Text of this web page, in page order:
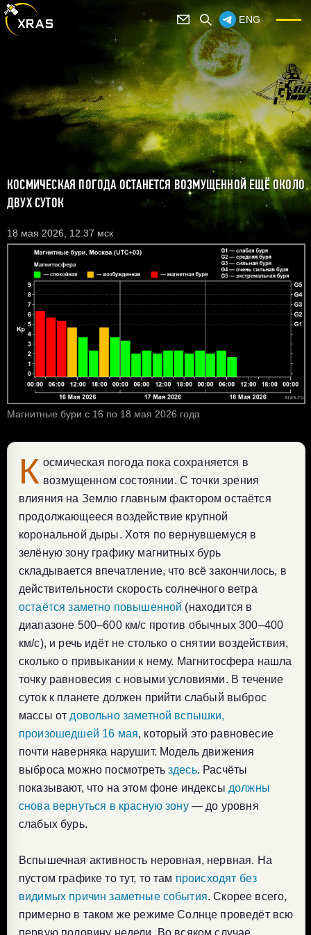
ENG
КОСМИЧЕСКАЯ ПОГОДА ОСТАНЕТСЯ ВОЗМУЩЕННОЙ ЕЩЁ ОКОЛО
ДВУХ СУТОК
18 мая 2026, 12:37 мск
Магнитные бури с 16 по 18 мая 2026 года
К осмическая погода пока сохраняется в
возмущенном состоянии. С точки зрения
влияния на Землю главным фактором остаётся
продолжающееся воздействие крупной
корональной дыры. Хотя по вернувшемуся в
зелёную зону графику магнитных бурь
складывается впечатление, что всё закончилось, в
действительности скорость солнечного ветра
остаётся заметно повышенной (находится в
диапазоне 500–600 км/с против обычных 300–400
км/с), и речь идёт не столько о снятии воздействия,
сколько о привыкании к нему. Магнитосфера нашла
точку равновесия с новыми условиями. В течение
суток к планете должен прийти слабый выброс
массы от довольно заметной вспышки,
произошедшей 16 мая, который это равновесие
почти наверняка нарушит. Модель движения
выброса можно посмотретьздесь. Расчёты
показывают, что на этом фоне индексы должны
снова вернуться в красную зону— до уровня
слабых бурь.
Вспышечная активность неровная, нервная. На
пустом графике то тут, то там происходят без
видимых причин заметные события. Скорее всего,
примерно в таком же режиме Солнце проведёт всю
первую половину недели. Во всяком случае,